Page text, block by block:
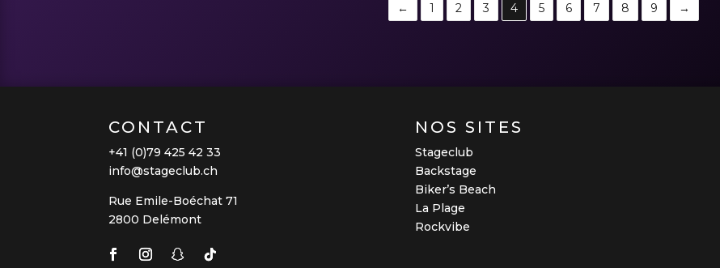
← 1 2 3 4 5 6 7 8 9 →
CONTACT
+41 (0)79 425 42 33
info@stageclub.ch
Rue Emile-Boéchat 71
2800 Delémont
NOS SITES
Stageclub
Backstage
Biker’s Beach
La Plage
Rockvibe